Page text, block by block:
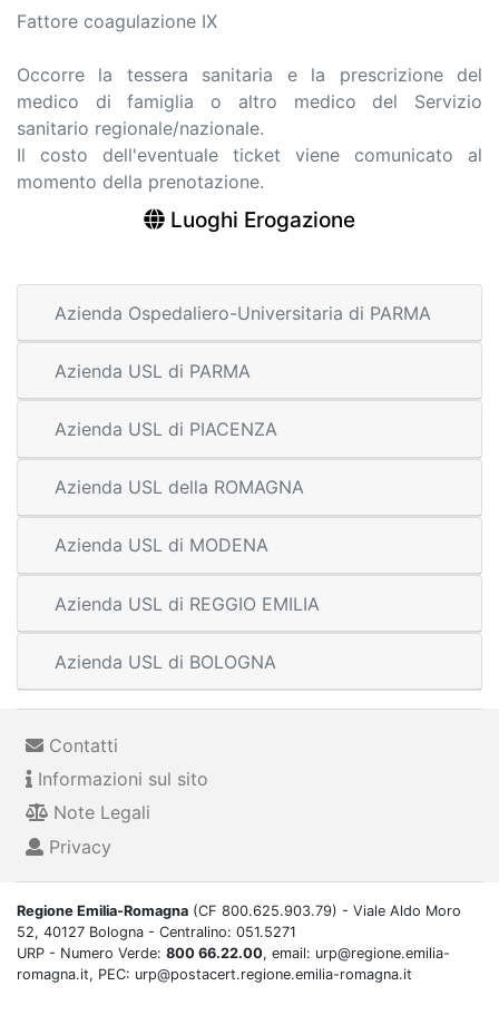
Fattore coagulazione IX
Occorre la tessera sanitaria e la prescrizione del
medico di famiglia o altro medico del Servizio
sanitario regionale/nazionale.
Il costo dell'eventuale ticket viene comunicato al
momento della prenotazione.
Luoghi Erogazione
Azienda Ospedaliero-Universitaria di PARMA
Azienda USL di PARMA
Azienda USL di PIACENZA
Azienda USL della ROMAGNA
Azienda USL di MODENA
Azienda USL di REGGIO EMILIA
Azienda USL di BOLOGNA
Contatti
Informazioni sul sito
Note Legali
Privacy
Regione Emilia-Romagna (CF 800.625.903.79) - Viale Aldo Moro
52, 40127 Bologna - Centralino: 051.5271
URP - Numero Verde: 800 66.22.00, email: urp@regione.emilia-
romagna.it, PEC: urp@postacert.regione.emilia-romagna.it